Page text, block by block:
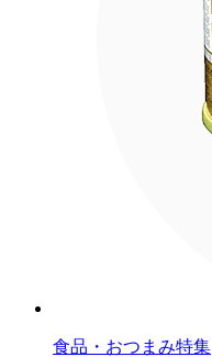
食品・おつまみ特集